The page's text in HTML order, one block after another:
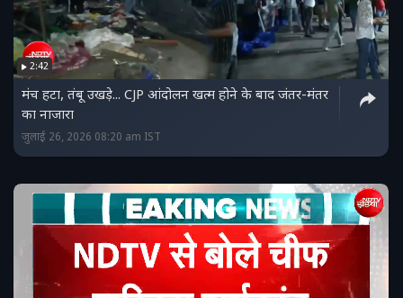
2:42
मंच हटा, तंबू उखड़े... CJP आंदोलन खत्‍म होने के बाद जंतर-मंतर
का नाजारा
जुलाई 26, 2026 08:20 am IST